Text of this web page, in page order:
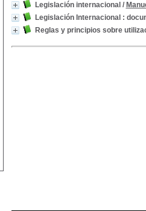
Legislación internacional /
Legislación Internacional :
Reglas y principios sobre